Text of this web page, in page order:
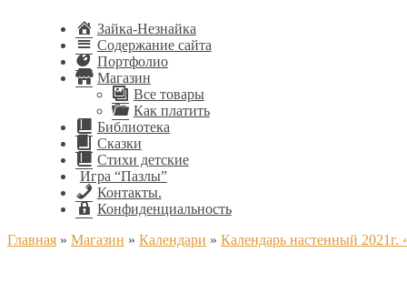
Зайка-Незнайка
Содержание сайта
Портфолио
Магазин
Все товары
Как платить
Библиотека
Сказки
Стихи детские
Игра “Пазлы”
Контакты.
Конфиденциальность
Главная » Магазин » Календари » Календарь настенный 2021г.